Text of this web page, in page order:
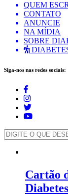
QUEM
CONTATO
ANUNCIE
NA MÍDIA
SOBRE
Siga-nos nas redes sociais:
Cartão
Diabetes